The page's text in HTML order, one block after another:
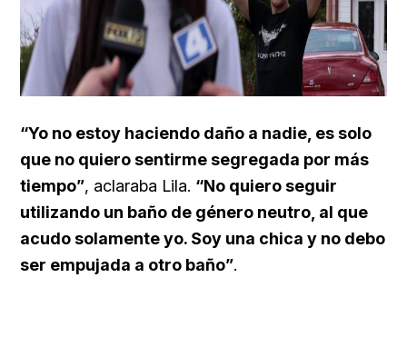
“Yo no estoy haciendo daño a nadie, es solo
que no quiero sentirme segregada por más
tiempo”, aclaraba Lila. “No quiero seguir
utilizando un baño de género neutro, al que
acudo solamente yo. Soy una chica y no debo
ser empujada a otro baño”.